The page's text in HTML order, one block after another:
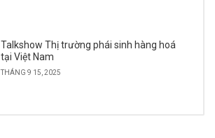
Talkshow Thị trường phái sinh hàng hoá
tại Việt Nam
THÁNG 9 15, 2025